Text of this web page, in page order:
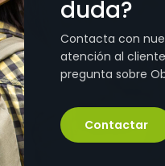
duda?
Contacta con
atención al
pregunta sobre
Contactar